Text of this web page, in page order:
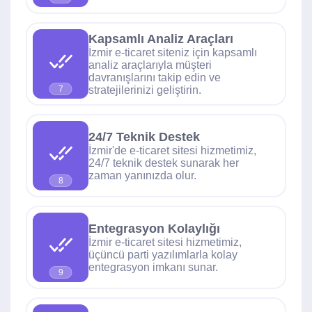
7
Kapsamlı Analiz Araçları
İzmir e-ticaret siteniz için kapsamlı
analiz araçlarıyla müşteri
davranışlarını takip edin ve
stratejilerinizi geliştirin.
8
24/7 Teknik Destek
İzmir'de e-ticaret sitesi hizmetimiz,
24/7 teknik destek sunarak her
zaman yanınızda olur.
9
Entegrasyon Kolaylığı
İzmir e-ticaret sitesi hizmetimiz,
üçüncü parti yazılımlarla kolay
entegrasyon imkanı sunar.